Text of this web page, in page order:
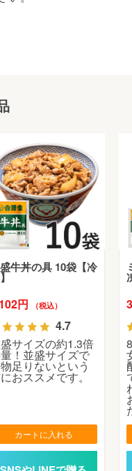
牛丼の具 10袋【冷
円 （税込）
4.7
サイズの約1.3倍
！並盛サイズで
足りないという
おススメです。
カートに入れる